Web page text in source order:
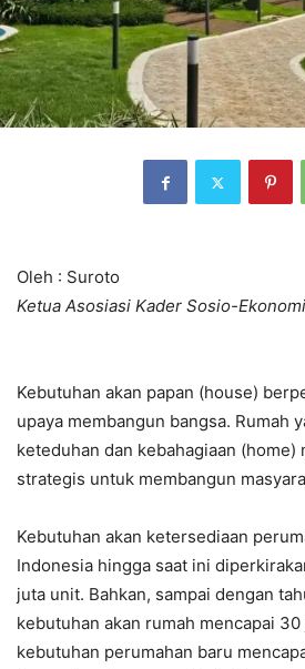
Oleh : Suroto
Ketua Asosiasi Kader Sosio-
Kebutuhan akan papan (house)
upaya membangun bangsa. Rumah
keteduhan dan kebahagiaan (home)
strategis untuk membangun
Kebutuhan akan ketersediaan
Indonesia hingga saat ini
juta unit. Bahkan, sampai dengan
kebutuhan akan rumah mencapai
kebutuhan perumahan baru